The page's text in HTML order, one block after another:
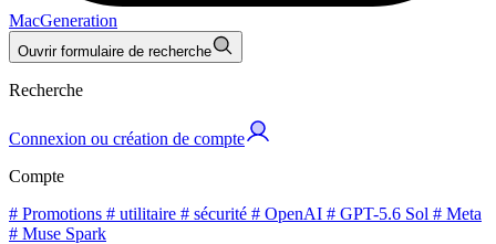
MacGeneration
Ouvrir formulaire de recherche
Recherche
Connexion ou création de compte
Compte
# Promotions # utilitaire # sécurité # OpenAI # GPT-5.6 Sol # Meta
# Muse Spark